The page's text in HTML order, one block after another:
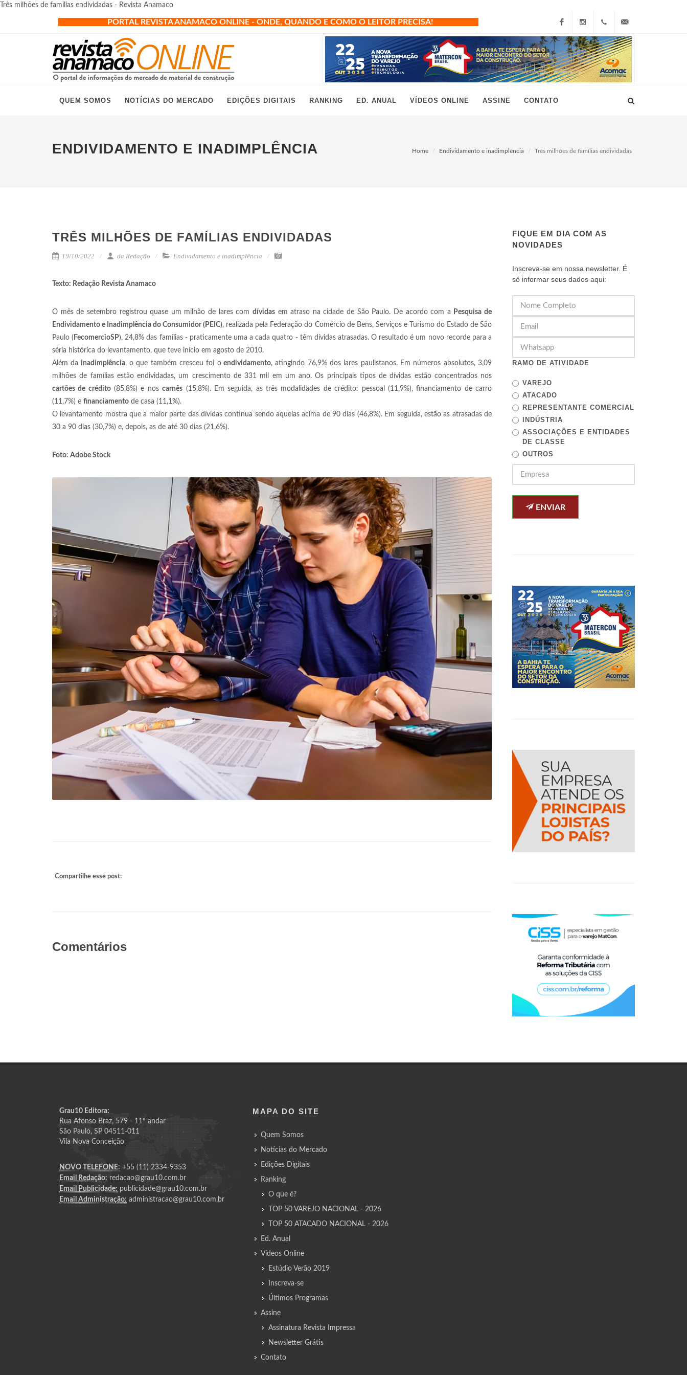
Três milhões de famílias endividadas - Revista Anamaco
PORTAL REVISTA ANAMACO ONLINE - ONDE, QUANDO E COMO O LEITOR PRECISA!
FacebookInstagram
+55
(11)
grau10@grau10.com.br
QUEM SOMOS NOTÍCIAS DO MERCADO EDIÇÕES DIGITAIS RANKING ED. ANUAL VÍDEOS ONLINE ASSINE CONTATO
ENDIVIDAMENTO E INADIMPLÊNCIA Home Endividamento e inadimplência Três milhões de famílias endividadas
TRÊS MILHÕES DE FAMÍLIAS ENDIVIDADAS
19/10/2022 da Redação Endividamento e inadimplência
Texto: Redação Revista Anamaco
O mês de setembro registrou quase um milhão de lares com dívidasem atraso na cidade de São Paulo. De acordo com a
Pesquisa de
Endividamento e Inadimplência do Consumidor (PEIC), realizada pela Federação do Comércio de Bens, Serviços e Turismo do Estado de São
Paulo ( FecomercioSP), 24,8% das famílias - praticamente uma a cada quatro - têm dívidas atrasadas. O resultado é um novo recorde para a
séria histórica do levantamento, que teve início em agosto de 2010.
Além da inadimplência, o que também cresceu foi oendividamento, atingindo 76,9% dos lares paulistanos. Em números absolutos, 3,09
milhões de famílias estão endividadas, um crescimento de 331 mil em um ano. Os principais tipos de dívidas estão concentrados nos
cartões de crédito(85,8%) e noscarnês (15,8%). Em seguida, as três modalidades de crédito: pessoal (11,9%), financiamento de carro
(11,7%) e financiamento de casa (11,1%).
O levantamento mostra que a maior parte das dívidas continua sendo aquelas acima de 90 dias (46,8%). Em seguida, estão as atrasadas de
30 a 90 dias (30,7%) e, depois, as de até 30 dias (21,6%).
Foto: Adobe Stock
Compartilhe esse post:
Comentários
FIQUE EM DIA COM AS
NOVIDADES
Inscreva-se em nossa newsletter. É
só informar seus dados aqui:
RAMO DE ATIVIDADE
VAREJO
ATACADO
REPRESENTANTE COMERCIAL
INDÚSTRIA
ASSOCIAÇÕES E ENTIDADES
DE CLASSE
OUTROS
ENVIAR
Grau10 Editora:
Rua Afonso Braz, 579 - 11º andar
São Paulo, SP 04511-011
Vila Nova Conceição
NOVO TELEFONE: +55 (11) 2334-9353
Email Redação: redacao@grau10.com.br
Email Publicidade: publicidade@grau10.com.br
Email Administração: administracao@grau10.com.br
MAPA DO SITE
Quem Somos
Notícias do Mercado
Edições Digitais
Ranking
O que é?
TOP 50 VAREJO NACIONAL - 2026
TOP 50 ATACADO NACIONAL - 2026
Ed. Anual
Vídeos Online
Estúdio Verão 2019
Inscreva-se
Últimos Programas
Assine
Assinatura Revista Impressa
Newsletter Grátis
Contato